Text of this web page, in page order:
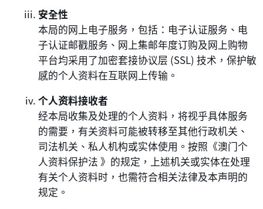
安全性
本局的网上电子服务，包括：电子认证服务、电
子认证邮戳服务、网上集邮年度订购及网上购物
平台均采用了加密套接协议层 (SSL) 技术，保护敏
感的个人资料在互联网上传输。
个人资料接收者
经本局收集及处理的个人资料，将视乎具体服务
的需要，有关资料可能被转移至其他行政机关、
司法机关、私人机构或实体使用。按照《澳门个
人资料保护法 》的规定，上述机关或实体在处理
有关个人资料时，也需符合相关法律及本声明的
规定。